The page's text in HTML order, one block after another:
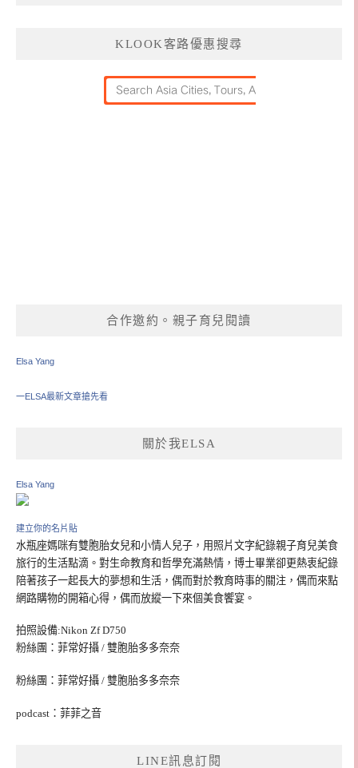
KLOOK客路優惠搜尋
合作邀約。親子育兒閱讀
Elsa Yang
一ELSA最新文章搶先看
關於我ELSA
Elsa Yang
建立你的名片貼
水瓶座媽咪有雙胞胎女兒和小情人兒子，用照片文字紀錄親子育兒美食
旅行的生活點滴。對生命教育和哲學充滿熱情，博士畢業卻更熱衷紀錄
陪著孩子一起長大的夢想和生活，偶而對於教育時事的關注，偶而來點
網路購物的開箱心得，偶而放縱一下來個美食饗宴。
拍照設備:Nikon Zf D750
粉絲團：菲常好攝 / 雙胞胎多多奈奈
粉絲團：菲常好攝 / 雙胞胎多多奈奈
podcast：菲菲之音
LINE訊息訂閱